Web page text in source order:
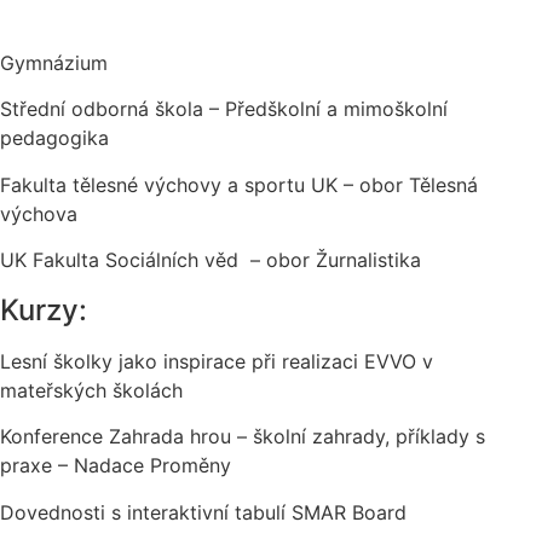
Gymnázium
Střední odborná škola – Předškolní a mimoškolní
pedagogika
Fakulta tělesné výchovy a sportu UK – obor Tělesná
výchova
UK Fakulta Sociálních věd – obor Žurnalistika
Kurzy:
Lesní školky jako inspirace při realizaci EVVO v
mateřských školách
Konference Zahrada hrou – školní zahrady, příklady s
praxe – Nadace Proměny
Dovednosti s interaktivní tabulí SMAR Board